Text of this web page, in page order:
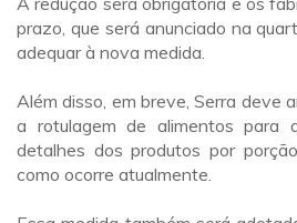
prazo, que será anunciado na
adequar à nova medida.
Além disso, em breve, Serra deve
a rotulagem de alimentos para
detalhes dos produtos por
como ocorre atualmente.